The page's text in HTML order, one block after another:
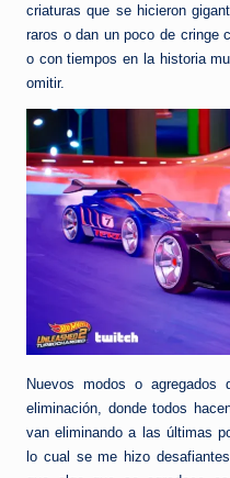
criaturas que se hicieron
raros o dan un poco de cringe
o con tiempos en la historia
omitir.
Nuevos modos o
eliminación, donde todos
van eliminando a las últimas
lo cual se me hizo